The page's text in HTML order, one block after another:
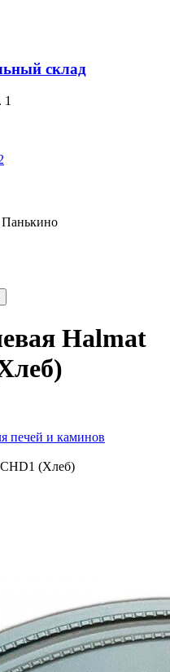
склад
Панькино
Halmat
печей и каминов
(Хлеб)